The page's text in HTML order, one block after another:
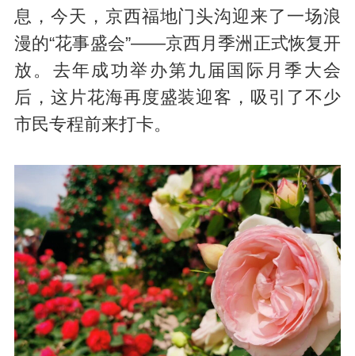
息，今天，京西福地门头沟迎来了一场浪
漫的“花事盛会”——京西月季洲正式恢复开
放。去年成功举办第九届国际月季大会
后，这片花海再度盛装迎客，吸引了不少
市民专程前来打卡。